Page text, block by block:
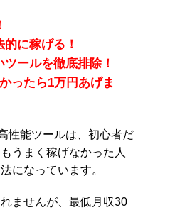
に稼げる！
ールを徹底排除！
ったら1万円あげま
性能ツールは、初心者だ
うまく稼げなかった人
になっています。
ませんが、最低月収30